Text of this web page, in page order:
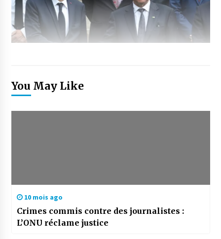
You May Like
10 mois ago
Crimes commis contre des journalistes :
L’ONU réclame justice